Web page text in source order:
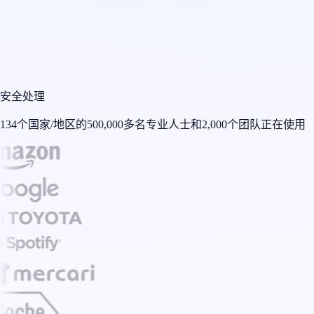
安全处理
134个国家/地区的500,000多名专业人士和2,000个团队正在使用